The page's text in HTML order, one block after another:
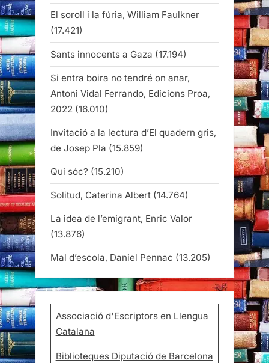
El soroll i la fúria, William Faulkner
(17.421)
Sants innocents a Gaza (17.194)
Si entra boira no tendré on anar,
Antoni Vidal Ferrando, Edicions Proa,
2022 (16.010)
Invitació a la lectura d’El quadern gris,
de Josep Pla (15.859)
Qui sóc? (15.210)
Solitud, Caterina Albert (14.764)
La idea de l’emigrant, Enric Valor
(13.876)
Mal d’escola, Daniel Pennac (13.205)
Associació d'Escriptors en Llengua
Catalana
Biblioteques Diputació de Barcelona